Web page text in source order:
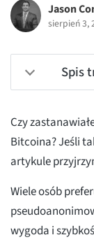
Jason
sierpień 3,
Spis
Czy
Bitcoina? Jeśli
artykule
Wiele osób
wygoda i